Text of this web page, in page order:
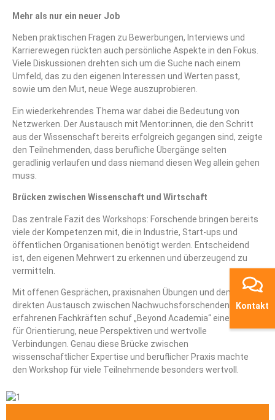
Mehr als nur ein neuer Job
Neben praktischen Fragen zu Bewerbungen, Interviews und
Karrierewegen rückten auch persönliche Aspekte in den Fokus.
Viele Diskussionen drehten sich um die Suche nach einem
Umfeld, das zu den eigenen Interessen und Werten passt,
sowie um den Mut, neue Wege auszuprobieren.
Ein wiederkehrendes Thema war dabei die Bedeutung von
Netzwerken. Der Austausch mit Mentor:innen, die den Schritt
aus der Wissenschaft bereits erfolgreich gegangen sind, zeigte
den Teilnehmenden, dass berufliche Übergänge selten
geradlinig verlaufen und dass niemand diesen Weg allein gehen
muss.
Brücken zwischen Wissenschaft und Wirtschaft
Das zentrale Fazit des Workshops: Forschende bringen bereits
viele der Kompetenzen mit, die in Industrie, Start-ups und
öffentlichen Organisationen benötigt werden. Entscheidend
ist, den eigenen Mehrwert zu erkennen und überzeugend zu
vermitteln.
Mit offenen Gesprächen, praxisnahen Übungen und dem
direkten Austausch zwischen Nachwuchsforschenden und
erfahrenen Fachkräften schuf „Beyond Academia“ einen Raum
für Orientierung, neue Perspektiven und wertvolle
Verbindungen. Genau diese Brücke zwischen
wissenschaftlicher Expertise und beruflicher Praxis machte
den Workshop für viele Teilnehmende besonders wertvoll.
Kontakt